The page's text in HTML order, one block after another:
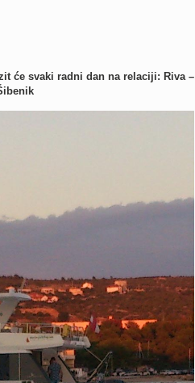
će svaki radni dan na relaciji: Riva –